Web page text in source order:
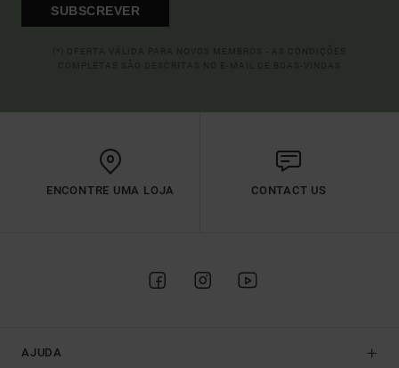
SUBSCREVER
ENCONTRE UMA LOJA CONTACT US
AJUDA